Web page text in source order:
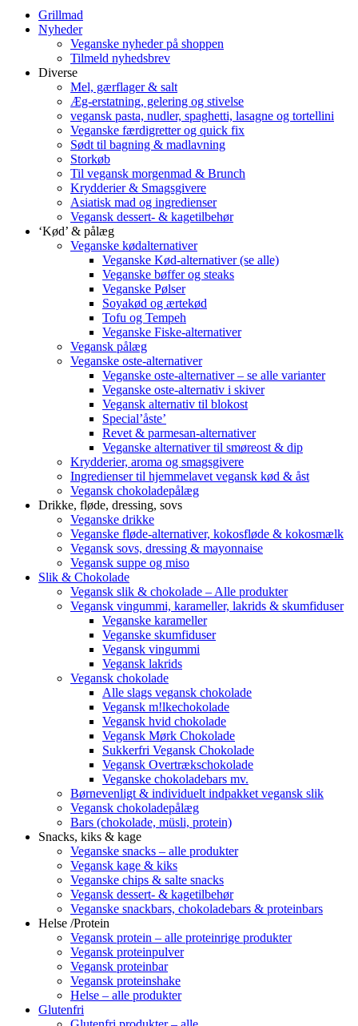
Grillmad
Nyheder
Veganske nyheder på shoppen
Tilmeld nyhedsbrev
Diverse
Mel, gærflager & salt
Æg-erstatning, gelering og stivelse
vegansk pasta, nudler, spaghetti, lasagne og tortellini
Veganske færdigretter og quick fix
Sødt til bagning & madlavning
Storkøb
Til vegansk morgenmad & Brunch
Krydderier & Smagsgivere
Asiatisk mad og ingredienser
Vegansk dessert- & kagetilbehør
‘Kød’ & pålæg
Veganske kødalternativer
Veganske Kød-alternativer (se alle)
Veganske bøffer og steaks
Veganske Pølser
Soyakød og ærtekød
Tofu og Tempeh
Veganske Fiske-alternativer
Vegansk pålæg
Veganske oste-alternativer
Veganske oste-alternativer – se alle varianter
Veganske oste-alternativ i skiver
Vegansk alternativ til blokost
Special’åste’
Revet & parmesan-alternativer
Veganske alternativer til smøreost & dip
Krydderier, aroma og smagsgivere
Ingredienser til hjemmelavet vegansk kød & åst
Vegansk chokoladepålæg
Drikke, fløde, dressing, sovs
Veganske drikke
Veganske fløde-alternativer, kokosfløde & kokosmælk
Vegansk sovs, dressing & mayonnaise
Vegansk suppe og miso
Slik & Chokolade
Vegansk slik & chokolade – Alle produkter
Vegansk vingummi, karameller, lakrids & skumfiduser
Veganske karameller
Veganske skumfiduser
Vegansk vingummi
Vegansk lakrids
Vegansk chokolade
Alle slags vegansk chokolade
Vegansk m!lkechokolade
Vegansk hvid chokolade
Vegansk Mørk Chokolade
Sukkerfri Vegansk Chokolade
Vegansk Overtrækschokolade
Veganske chokoladebars mv.
Børnevenligt & individuelt indpakket vegansk slik
Vegansk chokoladepålæg
Bars (chokolade, müsli, protein)
Snacks, kiks & kage
Veganske snacks – alle produkter
Vegansk kage & kiks
Veganske chips & salte snacks
Vegansk dessert- & kagetilbehør
Veganske snackbars, chokoladebars & proteinbars
Helse /Protein
Vegansk protein – alle proteinrige produkter
Vegansk proteinpulver
Vegansk proteinbar
Vegansk proteinshake
Helse – alle produkter
Glutenfri